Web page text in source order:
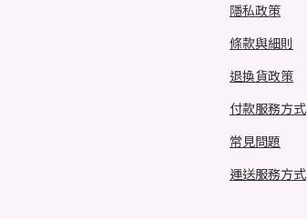
隱私政策
條款與細則
退換貨政策
付款服務方式
常見問題
運送服務方式